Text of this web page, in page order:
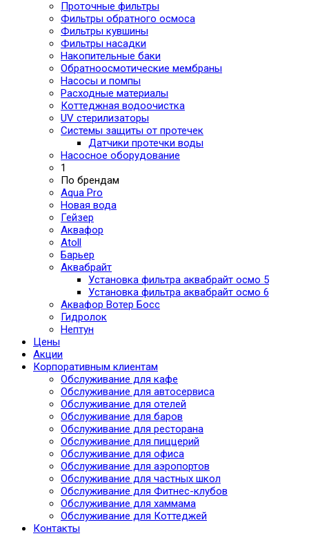
Проточные фильтры
Фильтры обратного осмоса
Фильтры кувшины
Фильтры насадки
Накопительные баки
Обратноосмотические мембраны
Насосы и помпы
Расходные материалы
Коттеджная водоочистка
UV стерилизаторы
Системы защиты от протечек
Датчики протечки воды
Насосное оборудование
1
По брендам
Aqua Pro
Новая вода
Гейзер
Аквафор
Atoll
Барьер
Аквабрайт
Установка фильтра аквабрайт осмо 5
Установка фильтра аквабрайт осмо 6
Аквафор Вотер Босс
Гидролок
Нептун
Цены
Акции
Корпоративным клиентам
Обслуживание для кафе
Обслуживание для автосервиса
Обслуживание для отелей
Обслуживание для баров
Обслуживание для ресторана
Обслуживание для пиццерий
Обслуживание для офиса
Обслуживание для аэропортов
Обслуживание для частных школ
Обслуживание для Фитнес-клубов
Обслуживание для хаммама
Обслуживание для Коттеджей
Контакты